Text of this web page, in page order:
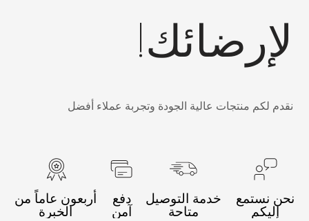
لكم منتجات عالية الجودة وتجربة عملاء أفضل
نستمع
إليكم
خدمة التوصيل
متاحة
دفع
آمن
أربعون عاماً من
الخبرة